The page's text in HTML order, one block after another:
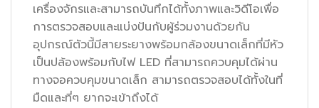
เครื่องจักรและสามารถบันทึกได้ทั้งภาพและวิดีโอเพื่อ
การตรวจสอบและแบ่งปันกับผู้ร่วมงานด้วยกัน
อุปกรณ์ตัวนี้มีสายระยางพร้อมกล้องขนาดเล็กที่มีหัว
เป็นปล้องพร้อมกับไฟ LED ที่สามารถควบคุมได้ผ่าน
ทางจอควบคุมขนาดเล็ก สามารถตรวจสอบได้ทั้งในที่
มืดและที่ๆ ยากจะเข้าถึงได้